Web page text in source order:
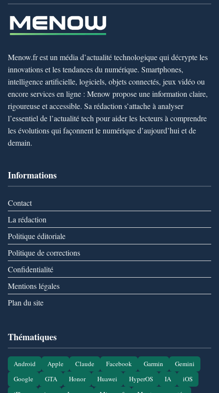
Menow.fr est un média d’actualité technologique qui décrypte les
innovations et les tendances du numérique. Smartphones,
intelligence artificielle, logiciels, objets connectés, jeux vidéo ou
encore services en ligne : Menow propose une information claire,
rigoureuse et accessible. Sa rédaction s’attache à analyser
l’essentiel de l’actualité tech pour aider les lecteurs à comprendre
les évolutions qui façonnent le numérique d’aujourd’hui et de
demain.
Informations
Contact
La rédaction
Politique éditoriale
Politique de corrections
Confidentialité
Mentions légales
Plan du site
Thématiques
Android Apple Claude Facebook Garmin
Gemini
Google
GTA Honor Huawei HyperOS IA
iOS